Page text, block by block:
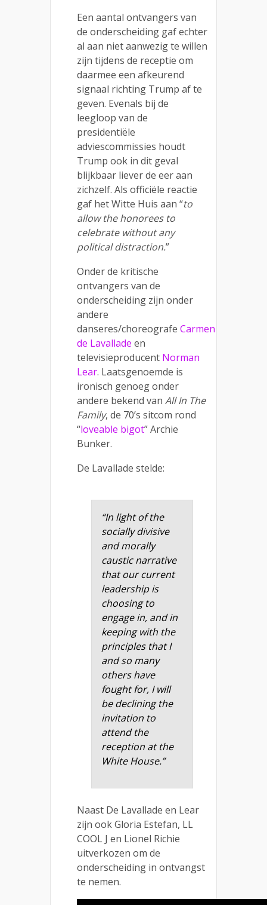
Een aantal ontvangers van
de onderscheiding gaf echter
al aan niet aanwezig te willen
zijn tijdens de receptie om
daarmee een afkeurend
signaal richting Trump af te
geven. Evenals bij de
leegloop van de
presidentiële
adviescommissies houdt
Trump ook in dit geval
blijkbaar liever de eer aan
zichzelf. Als officiële reactie
gaf het Witte Huis aan “to
allow the honorees to
celebrate without any
political distraction.”
Onder de kritische
ontvangers van de
onderscheiding zijn onder
andere
danseres/choreografe Carmen
de Lavallade en
televisieproducent Norman
Lear. Laatsgenoemde is
ironisch genoeg onder
andere bekend van All In The
Family, de 70’s sitcom rond
“loveable bigot” Archie
Bunker.
De Lavallade stelde:
“In light of the
socially divisive
and morally
caustic narrative
that our current
leadership is
choosing to
engage in, and in
keeping with the
principles that I
and so many
others have
fought for, I will
be declining the
invitation to
attend the
reception at the
White House.”
Naast De Lavallade en Lear
zijn ook Gloria Estefan, LL
COOL J en Lionel Richie
uitverkozen om de
onderscheiding in ontvangst
te nemen.